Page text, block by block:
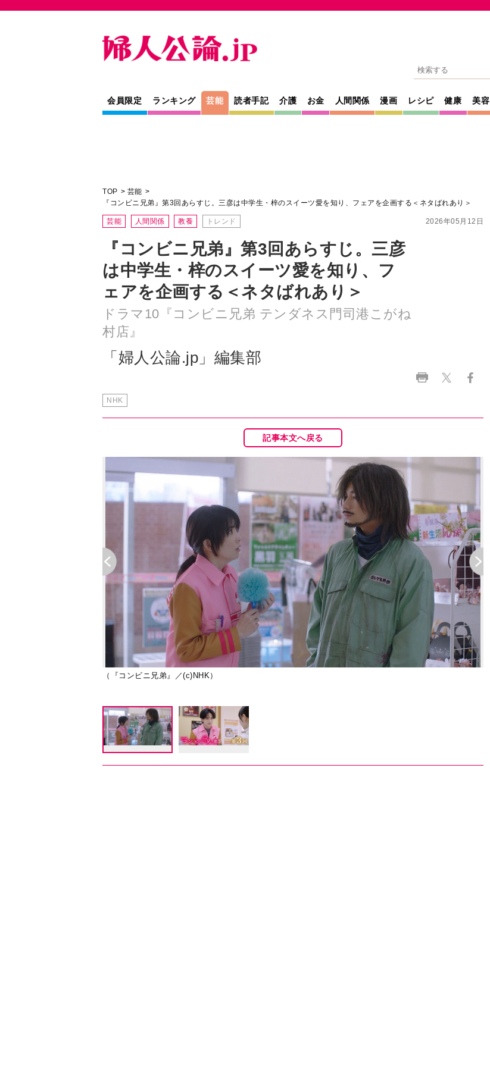
会員限定 ランキング 芸能 読者手記 介護 お金 人間関係 漫画 レシピ 健康 美容
TOP
芸能
『コンビニ兄弟』第3回あらすじ。三彦は中学生・梓のスイーツ愛を知り、フェアを企画する＜ネタばれあり＞
2026年05月12日
芸能 人間関係 教養 トレンド
『コンビニ兄弟』第3回あらすじ。三彦
は中学生・梓のスイーツ愛を知り、フ
ェアを企画する＜ネタばれあり＞
ドラマ10『コンビニ兄弟 テンダネス門司港こがね
村店』
「婦人公論.jp」編集部
NHK
記事本文へ戻る
（『コンビニ兄弟』／(c)NHK）